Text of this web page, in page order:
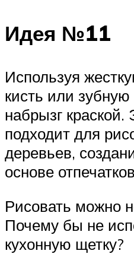
Идея №11
Используя
кисть или
набрызг краской.
подходит для
деревьев,
основе
Рисовать можно
Почему бы не
кухонную щетку?